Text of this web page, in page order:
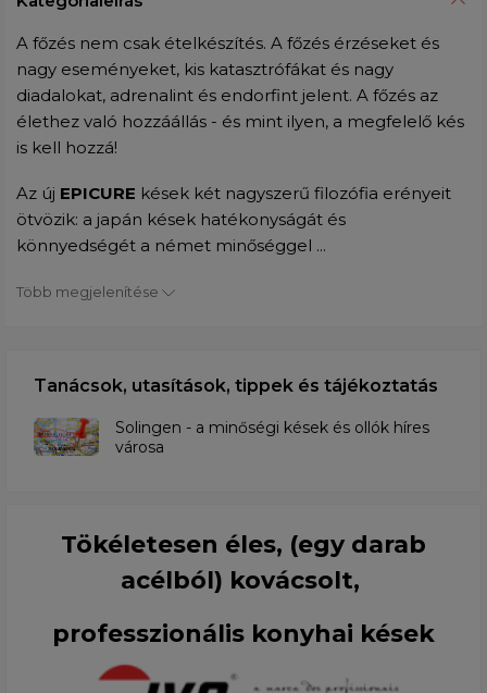
A főzés nem csak ételkészítés. A főzés érzéseket és
nagy eseményeket, kis katasztrófákat és nagy
diadalokat, adrenalint és endorfint jelent. A főzés az
élethez való hozzáállás - és mint ilyen, a megfelelő kés
is kell hozzá!
Az új EPICURE kések két nagyszerű filozófia erényeit
ötvözik: a japán kések hatékonyságát és
könnyedségét a német minőséggel ...
Több megjelenítése
Tanácsok, utasítások, tippek és tájékoztatás
Solingen - a minőségi kések és ollók híres
városa
Tökéletesen éles, (egy darab
acélból) kovácsolt,
professzionális konyhai kések